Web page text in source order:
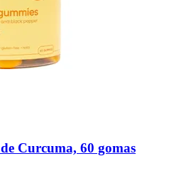
Curcuma, 60 gomas